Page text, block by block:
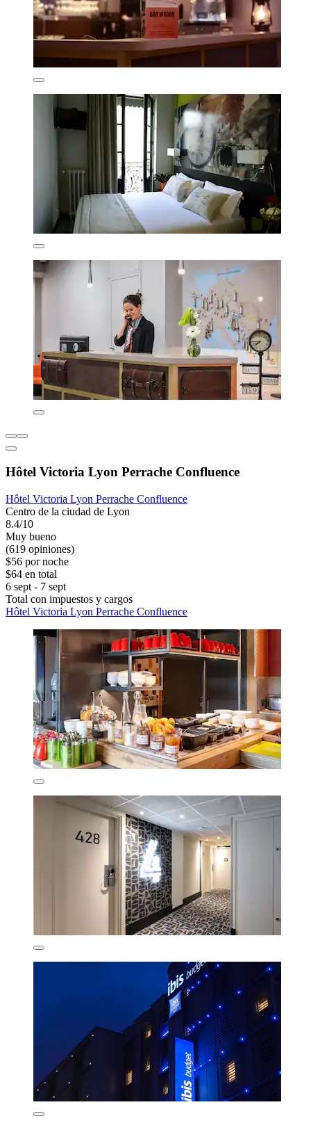
Hôtel Victoria Lyon Perrache Confluence
Hôtel Victoria Lyon Perrache Confluence
Centro de la ciudad de Lyon
8.4/10
Muy bueno
(619 opiniones)
$56 por noche
$64 en total
6 sept - 7 sept
Total con impuestos y cargos
Hôtel Victoria Lyon Perrache Confluence